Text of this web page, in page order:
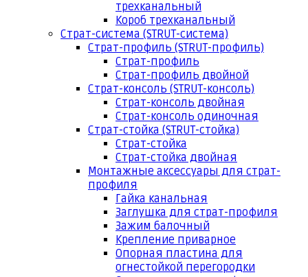
трехканальный
Короб трехканальный
Страт-система (STRUT-система)
Страт-профиль (STRUT-профиль)
Страт-профиль
Страт-профиль двойной
Страт-консоль (STRUT-консоль)
Страт-консоль двойная
Страт-консоль одиночная
Страт-стойка (STRUT-стойка)
Страт-стойка
Страт-стойка двойная
Монтажные аксессуары для страт-
профиля
Гайка канальная
Заглушка для страт-профиля
Зажим балочный
Крепление приварное
Опорная пластина для
огнестойкой перегородки